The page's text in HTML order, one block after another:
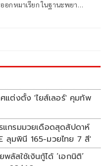
อกหมาเรียก ในฐานะพยาน
ศแต่งตั้ง 'ไยส์เลอร์' คุมทัพ
แกรมมวยเดือดสุดสัปดาห์
ลุมพินี 165-มวยไทย 7 สี'
พลัสใช้เงินกู้ได้ ‘เอกนิติ’